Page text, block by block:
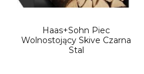
Haas+Sohn Piec
Wolnostojący Skive Czarna
Stal